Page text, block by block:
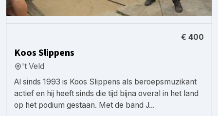
€ 400
Koos Slippens
't Veld
Al sinds 1993 is Koos Slippens als beroepsmuzikant
actief en hij heeft sinds die tijd bijna overal in het land
op het podium gestaan. Met de band J...